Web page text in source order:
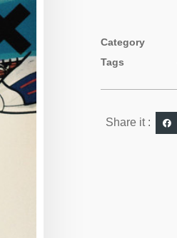
Category
Tags
Share it :